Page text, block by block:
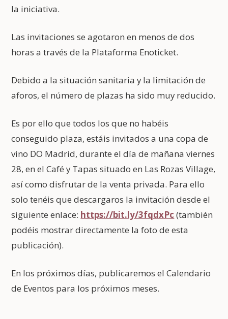
la iniciativa.
Las invitaciones se agotaron en menos de dos
horas a través de la Plataforma Enoticket.
Debido a la situación sanitaria y la limitación de
aforos, el número de plazas ha sido muy reducido.
Es por ello que todos los que no habéis
conseguido plaza, estáis invitados a una copa de
vino DO Madrid, durante el día de mañana viernes
28, en el Café y Tapas situado en Las Rozas Village,
así como disfrutar de la venta privada. Para ello
solo tenéis que descargaros la invitación desde el
siguiente enlace: https://bit.ly/3fqdxPc (también
podéis mostrar directamente la foto de esta
publicación).
En los próximos días, publicaremos el Calendario
de Eventos para los próximos meses.